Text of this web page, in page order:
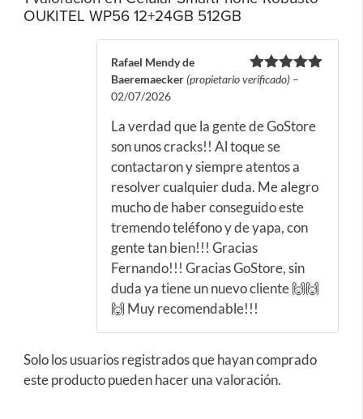
OUKITEL WP56 12+24GB 512GB
Valorado
Rafael Mendy de
Baeremaecker (propietario verificado) –
02/07/2026
La verdad que la gente de GoStore
son unos cracks!! Al toque se
contactaron y siempre atentos a
resolver cualquier duda. Me alegro
mucho de haber conseguido este
tremendo teléfono y de yapa, con
gente tan bien!!! Gracias
Fernando!!! Gracias GoStore, sin
duda ya tiene un nuevo cliente 🙌🙌
🙌 Muy recomendable!!!
Solo los usuarios registrados que hayan comprado
este producto pueden hacer una valoración.